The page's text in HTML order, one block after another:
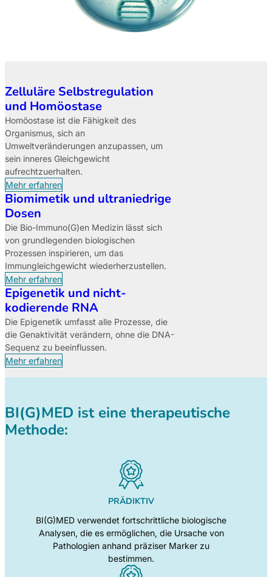
Zelluläre Selbstregulation
und Homöostase
Homöostase ist die Fähigkeit des
Organismus, sich an
Umweltveränderungen anzupassen, um
sein inneres Gleichgewicht
aufrechtzuerhalten.
Mehr erfahren
Biomimetik und ultraniedrige
Dosen
Die Bio-Immuno(G)en Medizin lässt sich
von grundlegenden biologischen
Prozessen inspirieren, um das
Immungleichgewicht wiederherzustellen.
Mehr erfahren
Epigenetik und nicht-
kodierende RNA
Die Epigenetik umfasst alle Prozesse, die
die Genaktivität verändern, ohne die DNA-
Sequenz zu beeinflussen.
Mehr erfahren
BI(G)MED ist eine therapeutische
Methode:
PRÄDIKTIV
BI(G)MED verwendet fortschrittliche biologische
Analysen, die es ermöglichen, die Ursache von
Pathologien anhand präziser Marker zu
bestimmen.